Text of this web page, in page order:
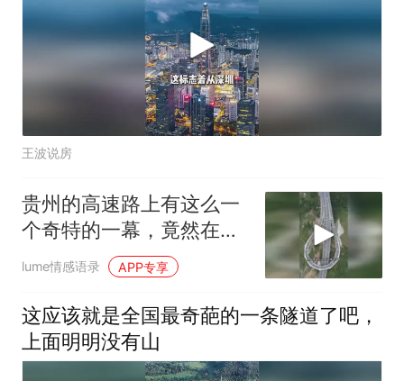
王波说房
贵州的高速路上有这么一
个奇特的一幕，竟然在这
里修了一个
lume情感语录 APP专享
这应该就是全国最奇葩的一条隧道了吧，
上面明明没有山